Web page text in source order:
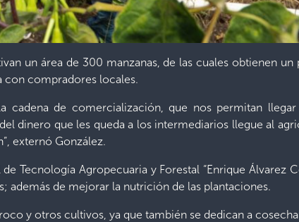
un área de 300 manzanas, de las cuales obtienen
con compradores locales.
cadena de comercialización, que nos permitan
dinero que les queda a los intermediarios llegue al
externó González.
Tecnología Agropecuaria y Forestal “Enrique Álvarez
además de mejorar la nutrición de las plantaciones.
y otros cultivos, ya que también se dedican a